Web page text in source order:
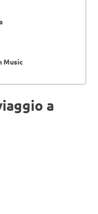
Music
a